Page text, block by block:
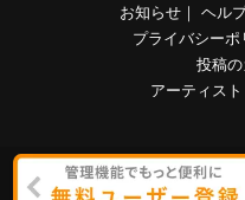
お知らせ ｜ ヘル
プライバシーポ
投稿
アーティス